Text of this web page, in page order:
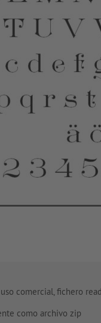
comercial, fichero
como archivo zip